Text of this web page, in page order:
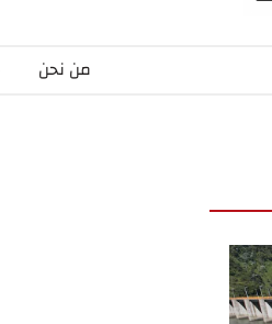
من نحن